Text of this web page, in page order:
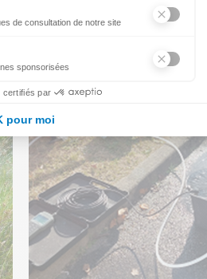
de consultation de notre site
sponsorisées
du moteur de recherche
certifiés par
pour moi